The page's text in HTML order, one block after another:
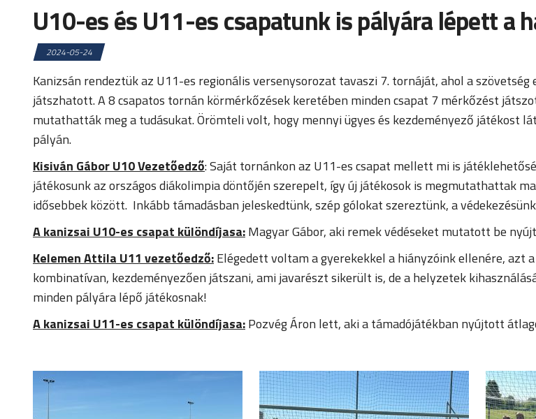
U10-es és U11-es csapatunk is pályára lépett a
2024-05-24
Kanizsán rendeztük az U11-es regionális versenysorozat tavaszi 7. tornáját, ahol a
játszhatott. A 8 csapatos tornán körmérkőzések keretében minden csapat 7 mérkőzést
mutathatták meg a tudásukat. Örömteli volt, hogy mennyi ügyes és kezdeményező játékost
pályán.
Kisiván Gábor U10 Vezetőedző: Saját tornánkon az U11-es csapat mellett mi is
játékosunk az országos diákolimpia döntőjén szerepelt, így új játékosok is megmutathattak
idősebbek között. Inkább támadásban jeleskedtünk, szép gólokat szereztünk, a
A kanizsai U10-es csapat különdíjasa:Magyar Gábor, aki remek védéseket mutatott be
Kelemen Attila U11 vezetőedző:Elégedett voltam a gyerekekkel a hiányzóink ellenére,
kombinatívan, kezdeményezően játszani, ami javarészt sikerült is, de a helyzetek
minden pályára lépő játékosnak!
A kanizsai U11-es csapat különdíjasa:Pozvég Áron lett, aki a támadójátékban nyújtott